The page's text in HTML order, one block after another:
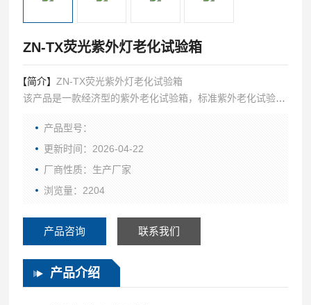
ZN-TX荧光紫外灯老化试验箱
【简介】 ZN-TX荧光紫外灯老化试验箱
该产品是一款经济型的紫外老化试验箱，标准紫外老化试验
本，且使用时耗电量大还占地面积大。所以根据用户需要，北
方利辉研发设计此款小型紫外老化试验箱，成本低，且占地面
积小，功能可根据试验要求选配。
产品型号：
更新时间：2026-04-22
厂商性质：生产厂家
浏览量：2204
产品咨询 联系我们
产品介绍